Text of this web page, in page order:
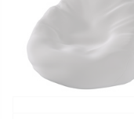
PERSONALIZAȚI